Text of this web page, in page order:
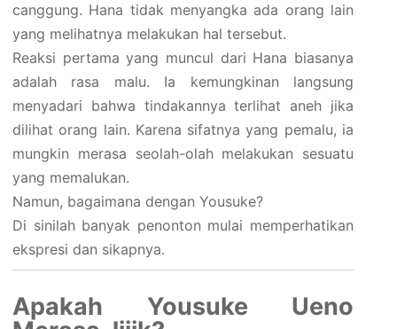
canggung. Hana tidak menyangka ada orang lain
yang melihatnya melakukan hal tersebut.
Reaksi pertama yang muncul dari Hana biasanya
adalah rasa malu. Ia kemungkinan langsung
menyadari bahwa tindakannya terlihat aneh jika
dilihat orang lain. Karena sifatnya yang pemalu, ia
mungkin merasa seolah-olah melakukan sesuatu
yang memalukan.
Namun, bagaimana dengan Yousuke?
Di sinilah banyak penonton mulai memperhatikan
ekspresi dan sikapnya.
Apakah Yousuke Ueno